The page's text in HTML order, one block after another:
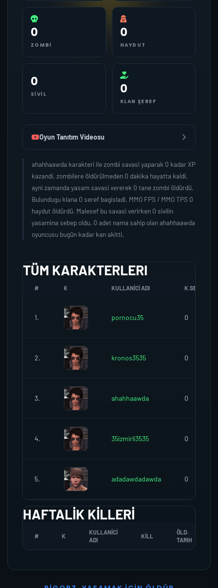
0
ZOMBI
0
HAYDUT
0
SIVIL 0
KLAN ŞEREF
Oyun Tanıtım Videosu
ahahhaawda karakteri ile zombi savasi yaparak 0 kadar XP
kazandi, zombilere öldürülmeden 0 dakika hayatta kaldi,
ayni zamanda yasam savasi vererek 0 tane zombi öldürdü.
Bulundugu klana 0 seref bagisladi, MMO FPS / MMO TPS 0
haydut öldürdü. Malesef bu savasi verirken 0 sivilin
yasamina sebep oldu. 0 adet nama sahip olan ahahhaawda
oyuncusu bugün kadar kan akitti.
TÜM KARAKTERLERI
# K KULLANICI ADI K.SEREFI
1. pornocu35 0
2. kronos3535 0
3. ahahhaawda 0
4. 35izmirli3535 0
5. adadawdadawda 0
HAFTALIK KILLERI
# K
KULLANICI
ADI
KILL
ÖLD.
TARIH